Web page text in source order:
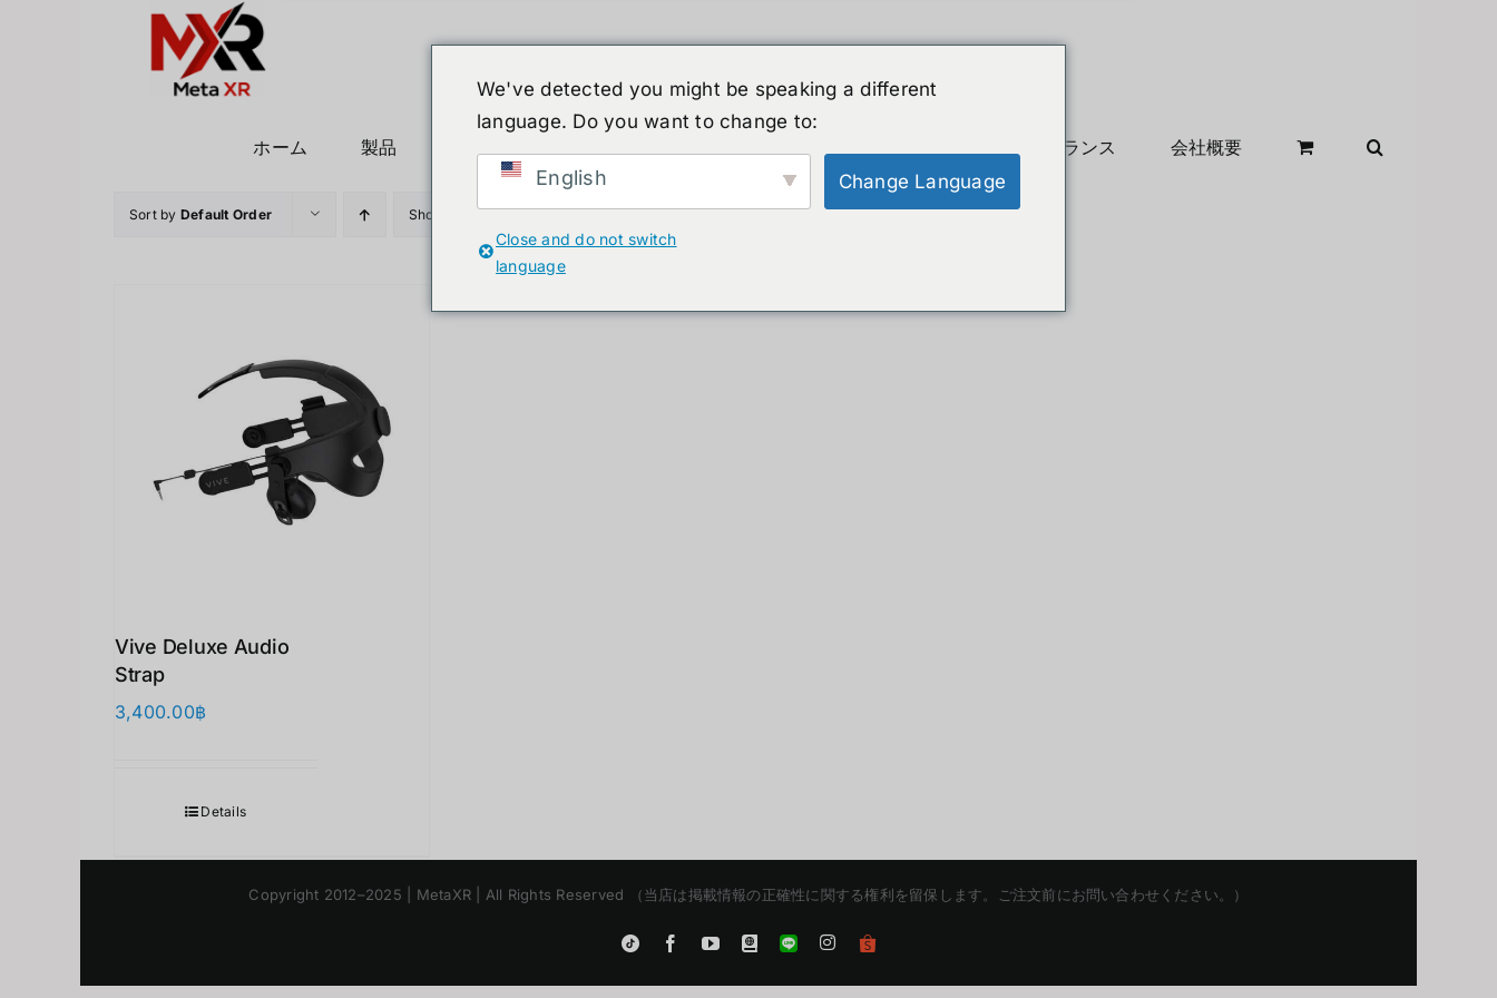
ホーム 製品 クリアランス 会社概要
Sort by Default Order Show 12 Products
Vive Deluxe Audio
Strap
3,400.00฿
Details
Copyright 2012–2025 | MetaXR | All Rights Reserved （当店は掲載情報の正確性に関する権利を留保します。ご注文前にお問い合わせください。）
Tiktok FacebookYouTube
Blogger
LINE
Instagram
Shopee
We've detected you might be speaking a different
language. Do you want to change to:
English Change Language
Close and do not switch
language